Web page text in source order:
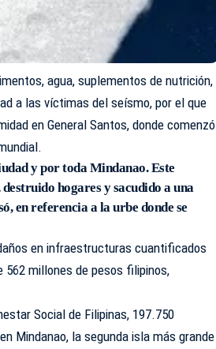
agua, suplementos de nutrición,
a las víctimas del seísmo, por el que
en General Santos, donde comenzó
y por toda Mindanao. Este
hogares y sacudido a una
en referencia a la urbe donde se
en infraestructuras cuantificados
562 millones de pesos filipinos,
Social de Filipinas, 197.750
Mindanao, la segunda isla más grande